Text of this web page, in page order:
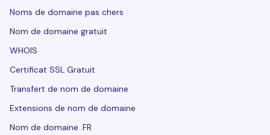
Noms de domaine pas chers
Nom de domaine gratuit
WHOIS
Certificat SSL Gratuit
Transfert de nom de domaine
Extensions de nom de domaine
Nom de domaine .FR